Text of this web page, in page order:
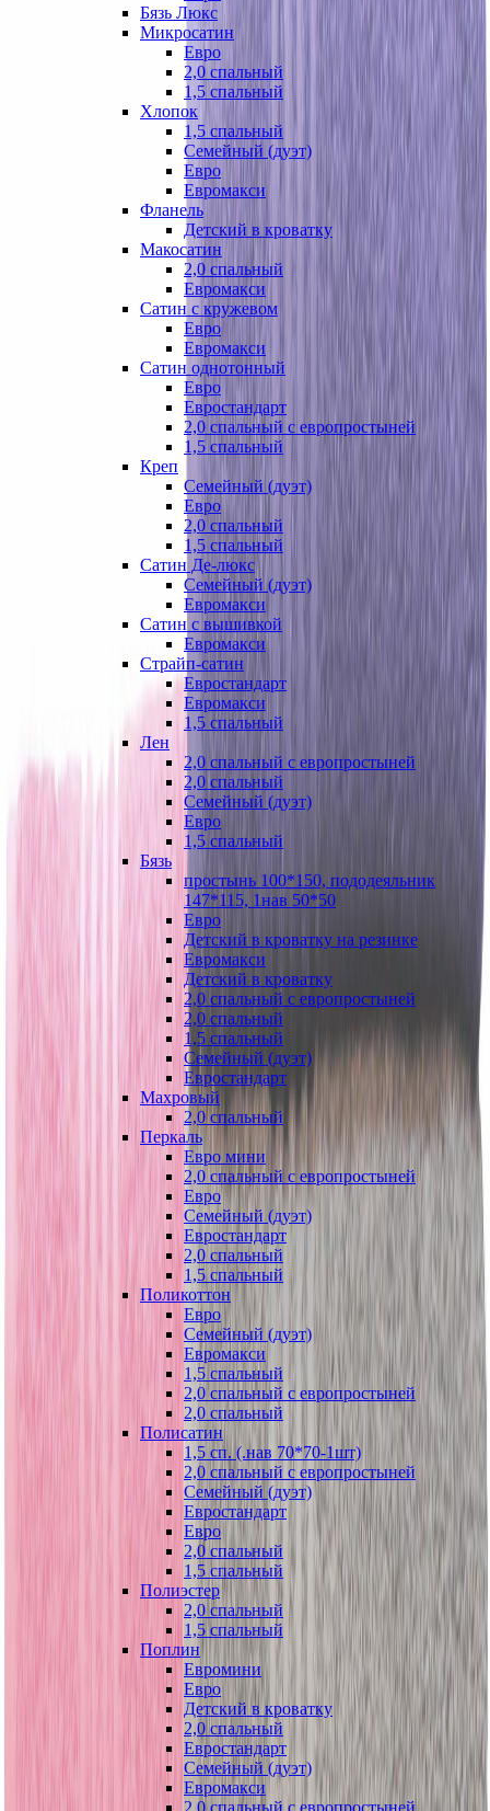
Бязь Люкс
Микросатин
Евро
2,0 спальный
1,5 спальный
Хлопок
1,5 спальный
Семейный (дуэт)
Евро
Евромакси
Фланель
Детский в кроватку
Макосатин
2,0 спальный
Евромакси
Сатин с кружевом
Евро
Евромакси
Сатин однотонный
Евро
Евростандарт
2,0 спальный с европростыней
1,5 спальный
Креп
Семейный (дуэт)
Евро
2,0 спальный
1,5 спальный
Сатин Де-люкс
Семейный (дуэт)
Евромакси
Сатин с вышивкой
Евромакси
Страйп-сатин
Евростандарт
Евромакси
1,5 спальный
Лен
2,0 спальный с европростыней
2,0 спальный
Семейный (дуэт)
Евро
1,5 спальный
Бязь
простынь 100*150, пододеяльник
147*115, 1нав 50*50
Евро
Детский в кроватку на резинке
Евромакси
Детский в кроватку
2,0 спальный с европростыней
2,0 спальный
1,5 спальный
Семейный (дуэт)
Евростандарт
Махровый
2,0 спальный
Перкаль
Евро мини
2,0 спальный с европростыней
Евро
Семейный (дуэт)
Евростандарт
2,0 спальный
1,5 спальный
Поликоттон
Евро
Семейный (дуэт)
Евромакси
1,5 спальный
2,0 спальный с европростыней
2,0 спальный
Полисатин
1,5 сп. (.нав 70*70-1шт)
2,0 спальный с европростыней
Семейный (дуэт)
Евростандарт
Евро
2,0 спальный
1,5 спальный
Полиэстер
2,0 спальный
1,5 спальный
Поплин
Евромини
Евро
Детский в кроватку
2,0 спальный
Евростандарт
Семейный (дуэт)
Евромакси